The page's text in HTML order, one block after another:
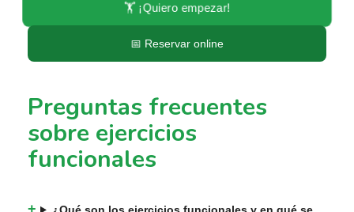
🏋️ ¡Quiero empezar!
📅 Reservar online
Preguntas frecuentes
sobre ejercicios
funcionales